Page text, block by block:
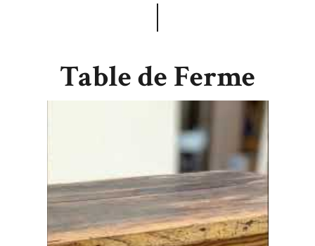
Table de Ferme